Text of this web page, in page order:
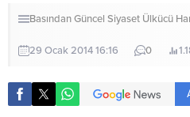
BasındanGüncel Siyaset Ülkücü
29 Ocak 2014 16:16 0